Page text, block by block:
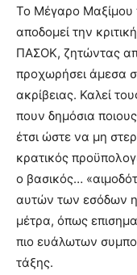
Το Μέγαρο Μαξίμου
αποδομεί την
ΠΑΣΟΚ, ζητώντας
προχωρήσει άμεσα
ακρίβειας. Καλεί
πουν δημόσια
έτσι ώστε να μη
κρατικός
ο βασικός…
αυτών των εσόδων
μέτρα, όπως
πιο ευάλωτων
τάξης.